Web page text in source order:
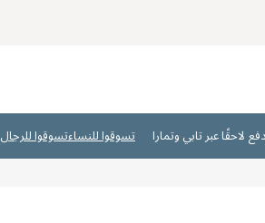
تسوقوا للنساءتسوقوا للرجال